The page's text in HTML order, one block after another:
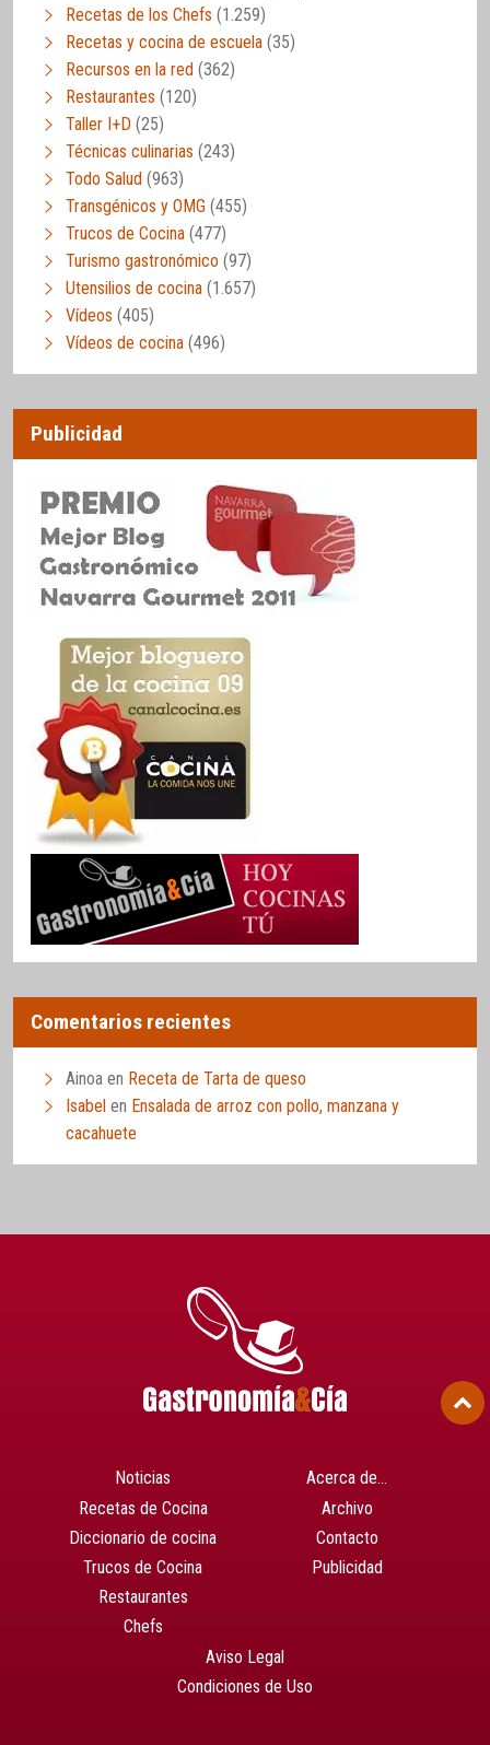
Recetas de los Chefs (1.259)
Recetas y cocina de escuela (35)
Recursos en la red (362)
Restaurantes (120)
Taller I+D (25)
Técnicas culinarias (243)
Todo Salud (963)
Transgénicos y OMG (455)
Trucos de Cocina (477)
Turismo gastronómico (97)
Utensilios de cocina (1.657)
Vídeos (405)
Vídeos de cocina (496)
Publicidad
Comentarios recientes
Ainoa en Receta de Tarta de queso
Isabel en Ensalada de arroz con pollo, manzana y
cacahuete
Noticias
Recetas de Cocina
Diccionario de cocina
Trucos de Cocina
Restaurantes
Chefs
Acerca de…
Archivo
Contacto
Publicidad
Aviso Legal
Condiciones de Uso